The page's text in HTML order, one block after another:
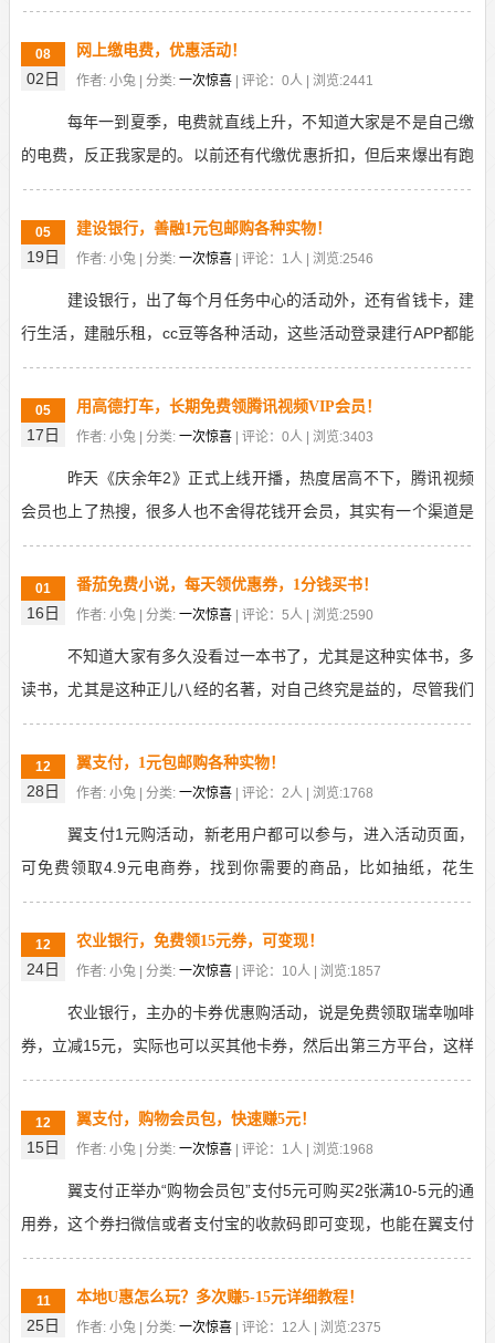
脸，实物有娃哈哈，纸杯，洗脸巾等等商品，可以...
08
02日
网上缴电费，优惠活动！
作者: 小兔 | 分类: 一次惊喜 | 评论：0人 | 浏览:2441
每年一到夏季，电费就直线上升，不知道大家是不是自己缴
的电费，反正我家是的。以前还有代缴优惠折扣，但后来爆出有跑
路，盗刷等风险，所以还是自己缴费，用一些官方优惠活...
05
19日
建设银行，善融1元包邮购各种实物！
作者: 小兔 | 分类: 一次惊喜 | 评论：1人 | 浏览:2546
建设银行，出了每个月任务中心的活动外，还有省钱卡，建
行生活，建融乐租，cc豆等各种活动，这些活动登录建行APP都能
找到。当然，还有善融1元购的活动，每3个月都可...
05
17日
用高德打车，长期免费领腾讯视频VIP会员！
作者: 小兔 | 分类: 一次惊喜 | 评论：0人 | 浏览:3403
昨天《庆余年2》正式上线开播，热度居高不下，腾讯视频
会员也上了热搜，很多人也不舍得花钱开会员，其实有一个渠道是
可以长期免费领腾讯视频会员的，尤其是适合经常打车的...
01
16日
番茄免费小说，每天领优惠券，1分钱买书！
作者: 小兔 | 分类: 一次惊喜 | 评论：5人 | 浏览:2590
不知道大家有多久没看过一本书了，尤其是这种实体书，多
读书，尤其是这种正儿八经的名著，对自己终究是益的，尽管我们
的时间大多已被手机，短视频占领。有人，已经从番茄免...
12
28日
翼支付，1元包邮购各种实物！
作者: 小兔 | 分类: 一次惊喜 | 评论：2人 | 浏览:1768
翼支付1元购活动，新老用户都可以参与，进入活动页面，
可免费领取4.9元电商券，找到你需要的商品，比如抽纸，花生
油，零食，垃圾袋，挂面，可乐等，叠加优惠后，最低1...
12
24日
农业银行，免费领15元券，可变现！
作者: 小兔 | 分类: 一次惊喜 | 评论：10人 | 浏览:1857
农业银行，主办的卡券优惠购活动，说是免费领取瑞幸咖啡
券，立减15元，实际也可以买其他卡券，然后出第三方平台，这样
更方便变现，我买的是优酷会员月卡，扣除成本，实际...
12
15日
翼支付，购物会员包，快速赚5元！
作者: 小兔 | 分类: 一次惊喜 | 评论：1人 | 浏览:1968
翼支付正举办“购物会员包”支付5元可购买2张满10-5元的通
用券，这个券扫微信或者支付宝的收款码即可变现，也能在翼支付
缴费使用，相当于免费赚5元。总有10万份，...
11
25日
本地U惠怎么玩？多次赚5-15元详细教程！
作者: 小兔 | 分类: 一次惊喜 | 评论：12人 | 浏览:2375